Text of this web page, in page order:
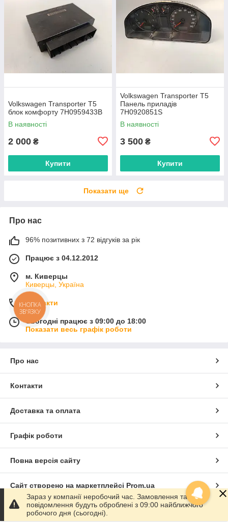
Volkswagen Transporter T5
блок комфорту 7H0959433B
В наявності
2 000 ₴
Купити
Volkswagen Transporter T5
Панель приладів
7H0920851S
В наявності
3 500 ₴
Купити
Показати ще
Про нас
96% позитивних з 72 відгуків за рік
Працює з 04.12.2012
м. Киверцы
Киверцы, Україна
Контакти
Сьогодні працює з 09:00 до 18:00
Показати весь графік роботи
Про нас
Контакти
Доставка та оплата
Графік роботи
Повна версія сайту
Сайт створено на маркетплейсі Prom.ua
Політика конфіденційності
Зараз у компанії неробочий час. Замовлення та
повідомлення будуть оброблені з 09:00 найближчого
робочого дня (сьогодні).
КНОПКА
ЗВ'ЯЗКУ